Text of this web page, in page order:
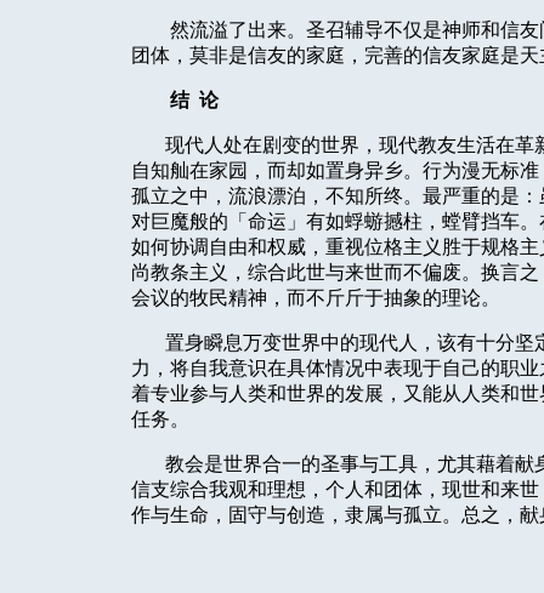
然流溢了出来。圣召辅导不仅是神师和信
团体，莫非是信友的家庭，完善的信友家庭是
结 论
现代人处在剧变的世界，现代教友生活在
自知舢在家园，而却如置身异乡。行为漫无标
孤立之中，流浪漂泊，不知所终。最严重的是
对巨魔般的「命运」有如蜉蝣撼柱，螳臂挡车
如何协调自由和权威，重视位格主义胜于规格
尚教条主义，综合此世与来世而不偏废。换言
会议的牧民精神，而不斤斤于抽象的理论。
置身瞬息万变世界中的现代人，该有十分
力，将自我意识在具体情况中表现于自己的职
着专业参与人类和世界的发展，又能从人类和
任务。
教会是世界合一的圣事与工具，尤其藉着
信支综合我观和理想，个人和团体，现世和来
作与生命，固守与创造，隶属与孤立。总之，